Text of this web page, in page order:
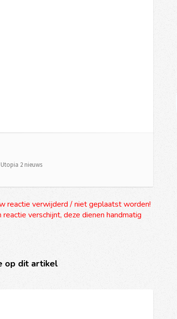
Utopia 2 nieuws
reactie verwijderd / niet geplaatst worden!
verschijnt, deze dienen handmatig
op dit artikel